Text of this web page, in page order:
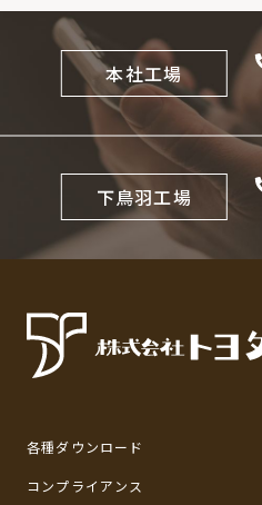
本社工場
下鳥羽工場
各種ダウンロード
コンプライアンス